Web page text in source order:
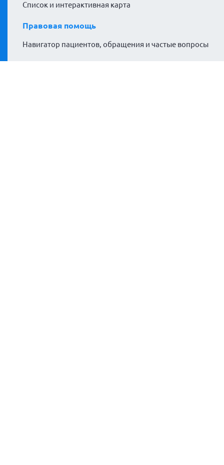
Список и интерактивная карта
Правовая помощь
Навигатор пациентов, обращения и частые вопросы